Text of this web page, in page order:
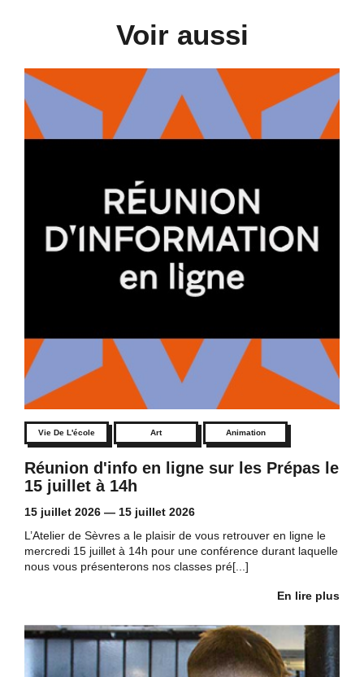
Voir aussi
Vie De L'école Art Animation
Réunion d'info en ligne sur les Prépas le
15 juillet à 14h
15 juillet 2026 — 15 juillet 2026
L’Atelier de Sèvres a le plaisir de vous retrouver en ligne le
mercredi 15 juillet à 14h pour une conférence durant laquelle
nous vous présenterons nos classes pré[...]
En lire plus